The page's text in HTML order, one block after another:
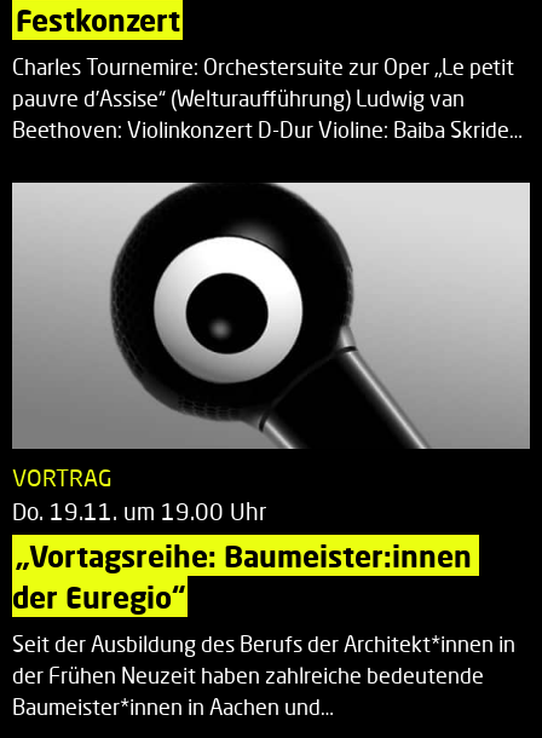
Festkonzert
Charles Tournemire: Orchestersuite zur Oper „Le petit
pauvre d’Assise“ (Welturaufführung) Ludwig van
Beethoven: Violinkonzert D-Dur Violine: Baiba Skride…
VORTRAG
Do. 19.11. um 19.00 Uhr
„Vortagsreihe: Baumeister:innen
der Euregio“
Seit der Ausbildung des Berufs der Architekt*innen in
der Frühen Neuzeit haben zahlreiche bedeutende
Baumeister*innen in Aachen und…